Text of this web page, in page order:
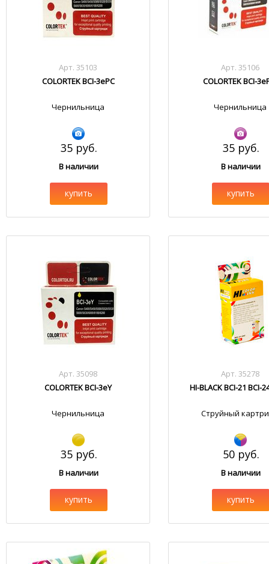
Арт. 35103
COLORTEK BCI-3ePC
Чернильница
35 руб.
В наличии
купить
Арт. 35106
COLORTEK BCI-
Чернильница
35 руб.
В наличии
купить
Арт. 35098
COLORTEK BCI-3eY
Чернильница
35 руб.
В наличии
купить
Арт. 35278
HI-BLACK BCI-21 BCI-
Струйный
50 руб.
В наличии
купить